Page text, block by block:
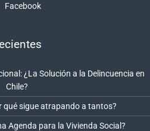
Facebook
¿La Solución a la Delincuencia en
Chile?
qué sigue atrapando a tantos?
Agenda para la Vivienda Social?